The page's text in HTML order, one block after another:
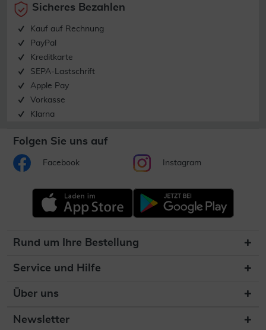
Sicheres Bezahlen
Kauf auf Rechnung
PayPal
Kreditkarte
SEPA-Lastschrift
Apple Pay
Vorkasse
Klarna
Folgen Sie uns auf
Facebook Instagram
Rund um Ihre Bestellung
Service und Hilfe
Über uns
Newsletter